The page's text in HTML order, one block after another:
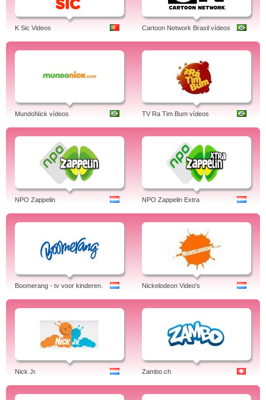
K Sic Videos Cartoon Network Brasil vídeos
MundoNick vídeos TV Ra Tim Bum vídeos
NPO Zappelin NPO Zappelin Extra
Boomerang - tv voor kinderen. Nickelodeon Video's
Nick Jr. Zambo.ch